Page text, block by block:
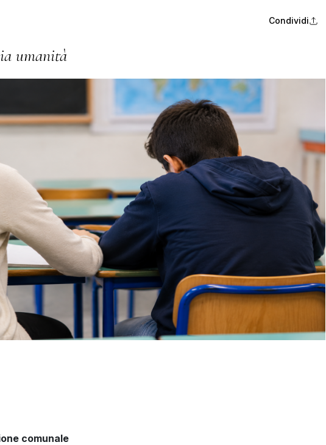
Condividi
umanità
comunale